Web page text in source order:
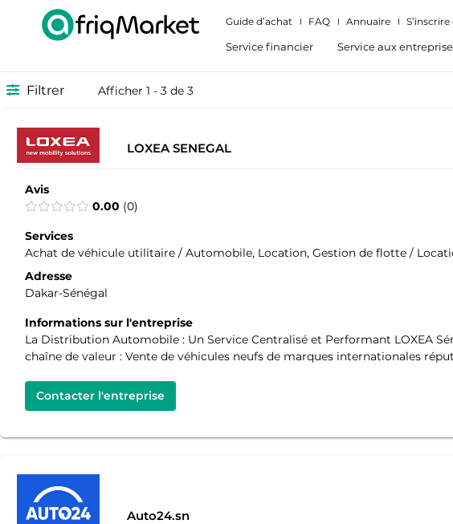
Guide d’achat FAQ Annuaire
Service financier Service aux
Filtrer Afficher 1 - 3 de 3
LOXEA SENEGAL
Avis
0.00 0
Services
Achat de véhicule utilitaire / Automobile, Location, Gestion de flotte /
Adresse
Dakar-Sénégal
Informations sur l'entreprise
La Distribution Automobile : Un Service Centralisé et Performant LOXEA
chaîne de valeur : Vente de véhicules neufs de marques internationales
Contacter l'entreprise
Auto24.sn